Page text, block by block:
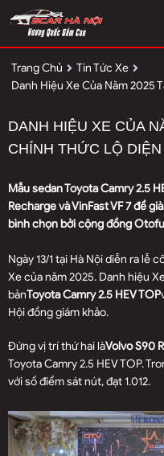
Trang Chủ
Tin Tức Xe
Danh Hiệu Xe Của Năm 2025
DANH HIỆU XE CỦA
CHÍNH THỨC LỘ DIỆN
Mẫu sedan Toyota Camry 2.5
Recharge và VinFast VF 7 để
bình chọn bởi cộng đồng
Ngày 13/1 tại Hà Nội diễn ra lễ
Xe của năm 2025. Danh hiệu
bảnToyota Camry 2.5 HEV TOP
Hội đồng giám khảo.
Đứng vị trí thứ hai làVolvo S90
Toyota Camry 2.5 HEV TOP.
với số điểm sát nút, đạt 1.012.